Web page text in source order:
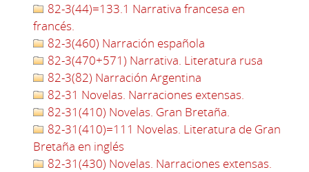
82-3(44)=133.1 Narrativa francesa en
francés.
82-3(460) Narración española
82-3(470+571) Narrativa. Literatura rusa
82-3(82) Narración Argentina
82-31 Novelas. Narraciones extensas.
82-31(410) Novelas. Gran Bretaña.
82-31(410)=111 Novelas. Literatura de Gran
Bretaña en inglés
82-31(430) Novelas. Narraciones extensas.